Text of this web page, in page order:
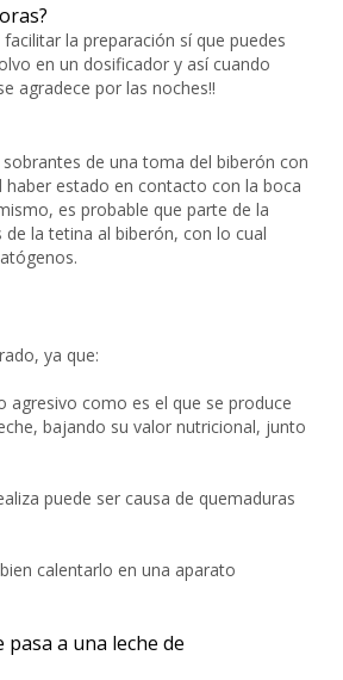
la preparación sí que puedes
en un dosificador y así cuando
agradece por las noches!!
de una toma del biberón con
estado en contacto con la boca
es probable que parte de la
la tetina al biberón, con lo cual
ya que:
agresivo como es el que se produce
bajando su valor nutricional, junto
puede ser causa de quemaduras
calentarlo en una aparato
a una leche de